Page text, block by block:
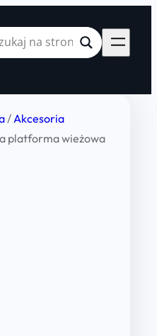
/Akcesoria
platforma wieżowa